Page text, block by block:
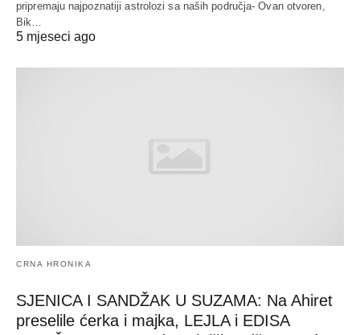
pripremaju najpoznatiji astrolozi sa naših područja- Ovan otvoren,
Bik…
5 mjeseci ago
CRNA HRONIKA
SJENICA I SANDŽAK U SUZAMA: Na Ahiret
preselile ćerka i majka, LEJLA i EDISA